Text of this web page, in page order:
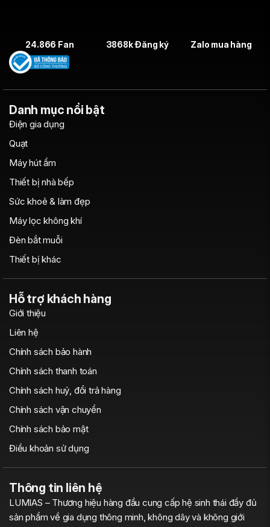
24.866 Fan 3868k Đăng ký Zalo mua hàng
Danh mục nổi bật
Điện gia dụng
Quạt
Máy hút ẩm
Thiết bị nhà bếp
Sức khoẻ & làm đẹp
Máy lọc không khí
Đèn bắt muỗi
Thiết bị khác
Hỗ trợ khách hàng
Giới thiệu
Liên hệ
Chính sách bảo hành
Chính sách thanh toán
Chính sách huỷ, đổi trả hàng
Chính sách vận chuyển
Chính sách bảo mật
Điều khoản sử dụng
Thông tin liên hệ
LUMIAS – Thương hiệu hàng đầu cung cấp hệ sinh thái đầy đủ
sản phẩm về gia dụng thông minh, không dây và không giới